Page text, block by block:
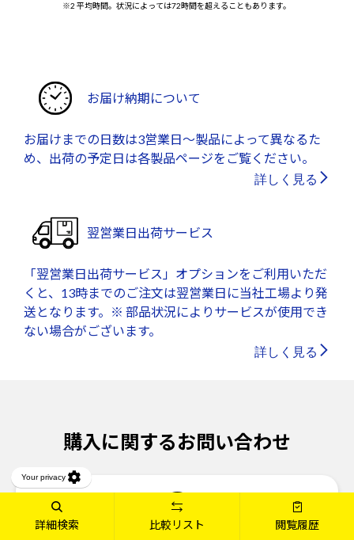
詳細検索 比較リスト 閲覧履歴
※2 平均時間。状況によっては72時間を超えることもあります。
お届け納期について
お届けまでの日数は3営業日～製品によって異なるた
め、出荷の予定日は各製品ページをご覧ください。
詳しく見る
翌営業日出荷サービス
「翌営業日出荷サービス」オプションをご利用いただ
くと、13時までのご注文は翌営業日に当社工場より発
送となります。※ 部品状況によりサービスが使用でき
ない場合がございます。
詳しく見る
購入に関するお問い合わせ